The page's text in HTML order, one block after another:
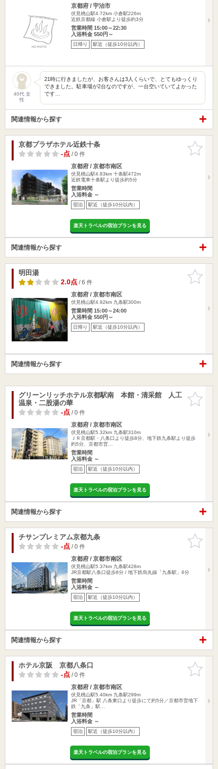
京都府 / 宇治市
伏見桃山駅4.72km 小倉駅226m
近鉄京都線 小倉駅より徒歩約3分
営業時間 15:00～22:30
入浴料金 550円～
日帰り 駅近（徒歩10分以内）
40代 女
性
21時に行きましたが、お客さんは3人くらいで、とてもゆっくり
できました。駐車場が2台なのですが、一台空いていてよかった
です…
関連情報から探す
お気に入
りに追加
京都プラザホテル近鉄十条
-点/ 0 件
京都府 / 京都市南区
伏見桃山駅4.83km 十条駅472m
近鉄電車十条駅より徒歩約5分
営業時間
入浴料金 ～
宿泊 駅近（徒歩10分以内）
楽天トラベルの宿泊プランを見る
関連情報から探す
お気に入
りに追加
明田湯
2.0点/ 6 件
京都府 / 京都市南区
伏見桃山駅4.92km 九条駅300m
営業時間 15:00～24:00
入浴料金 550円～
日帰り 駅近（徒歩10分以内）
関連情報から探す
お気に入
りに追加
グリーンリッチホテル京都駅南 本館・清采館 人工
温泉・二股湯の華
-点/ 0 件
京都府 / 京都市南区
伏見桃山駅5.32km 九条駅310m
ＪＲ京都駅・八条口より徒歩8分、地下鉄九条駅より徒歩
約5分、京都市営…
営業時間
入浴料金 ～
宿泊 駅近（徒歩10分以内）
楽天トラベルの宿泊プランを見る
関連情報から探す
お気に入
りに追加
チサンプレミアム京都九条
-点/ 0 件
京都府 / 京都市南区
伏見桃山駅5.37km 九条駅428m
JR京都駅八条口徒歩8分 / 地下鉄烏丸線「九条駅」6分
営業時間
入浴料金 ～
宿泊 駅近（徒歩10分以内）
楽天トラベルの宿泊プランを見る
関連情報から探す
お気に入
りに追加
ホテル京阪 京都八条口
-点/ 0 件
京都府 / 京都市南区
伏見桃山駅5.40km 九条駅299m
JR「京都」駅 八条東口より徒歩にて約5分／京都市営地下
鉄「九条」駅…
営業時間
入浴料金 ～
宿泊 駅近（徒歩10分以内）
楽天トラベルの宿泊プランを見る